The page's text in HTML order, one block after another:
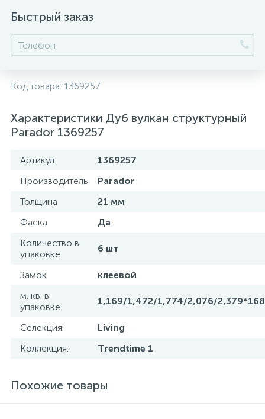
Быстрый заказ
Код товара: 1369257
Характеристики Дуб вулкан структурный
Parador 1369257
Артикул
1369257
Производитель
Parador
Толщина
21 мм
Фаска
Да
Количество в
упаковке
6 шт
Замок
клеевой
м. кв. в
упаковке
1,169/1,472/1,774/2,076/
Селекция:
Living
Коллекция:
Trendtime 1
Похожие товары